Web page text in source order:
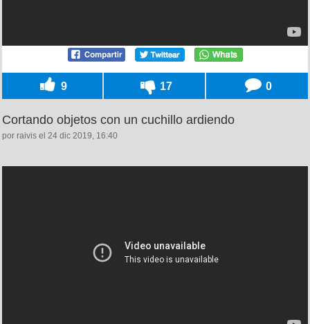
9 17 0
Cortando objetos con un cuchillo ardiendo
por raivis el 24 dic 2019, 16:40